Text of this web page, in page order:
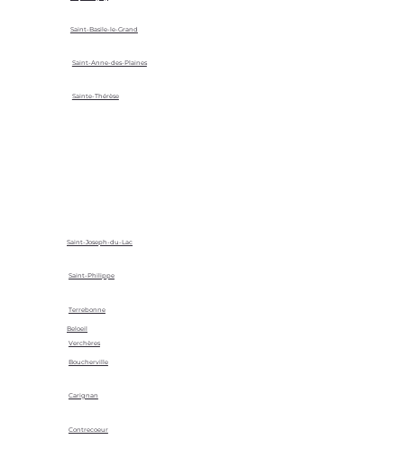
Saint-Basile-le-Grand
Saint-Anne-des-Plaines
Sainte-Thérèse
Saint-Joseph-du-Lac
Saint-Philippe
Terrebonne
Verchères
Beloeil
Boucherville
Carignan
Contrecoeur